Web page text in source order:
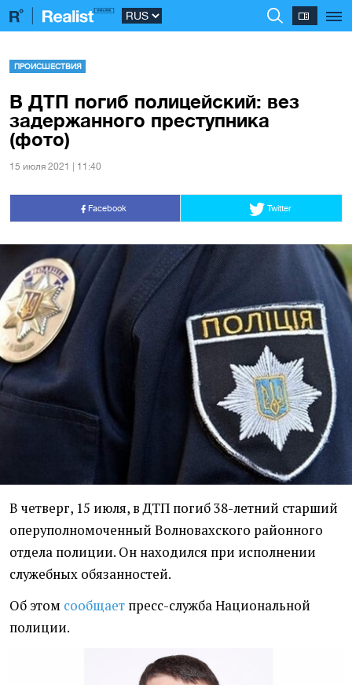
ПРОИСШЕСТВИЯ
В ДТП погиб полицейский: вез
задержанного преступника
(фото)
15 июля 2021 | 11:40
Facebook Twitter
В четверг, 15 июля, в ДТП погиб 38-летний старший
оперуполномоченный Волновахского районного
отдела полиции. Он находился при исполнении
служебных обязанностей.
Об этом сообщает пресс-служба Национальной
полиции.